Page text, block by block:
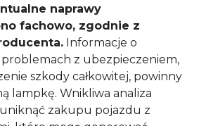
naprawy
fachowo, zgodnie z
Informacje o
z ubezpieczeniem,
szkody całkowitej, powinny
lampkę. Wnikliwa analiza
zakupu pojazdu z